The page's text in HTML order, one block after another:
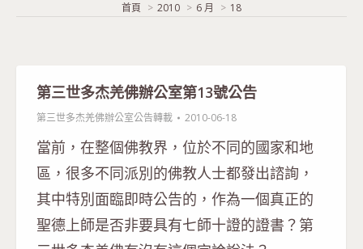
當前位置:
首頁 2010 6 月 18
第三世多杰羌佛辦公室第13號公告
第三世多杰羌佛辦公室公告轉載 2010-06-18
當前，在整個佛教界，位於不同的國家和地
區，很多不同派別的佛教人士都發出諮詢，
其中特別面臨即時公告的，作為一個真正的
聖德上師是否非要具有七師十證的證書？第